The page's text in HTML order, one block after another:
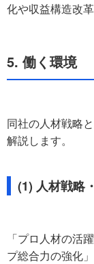
化や収益構造改
5. 働く環境
同社の人材戦略
解説します。
(1) 人材戦略
「プロ人材の活
プ総合力の強化